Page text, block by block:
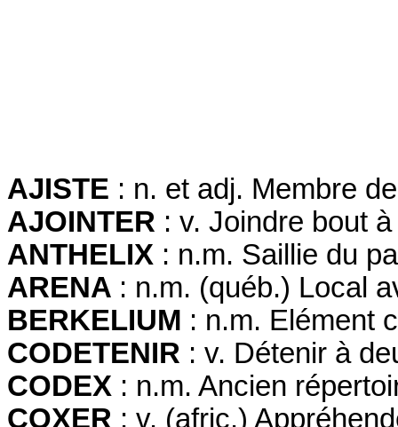
AJISTE : n. et adj. Membre
AJOINTER : v. Joindre bout
ANTHELIX : n.m. Saillie du
ARENA : n.m. (québ.) Local
BERKELIUM : n.m. Elément
CODETENIR : v. Détenir à
CODEX : n.m. Ancien
COXER : v. (afric.)